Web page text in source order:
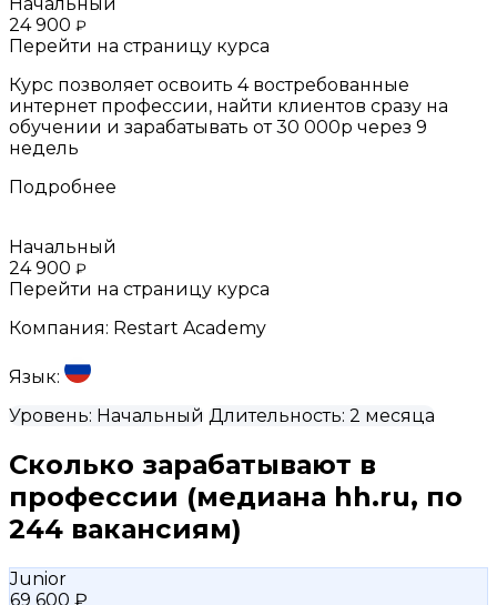
24 900 ₽
Перейти на страницу курса
Курс позволяет освоить 4 востребованные
интернет профессии, найти клиентов сразу на
обучении и зарабатывать от 30 000р через 9
недель
Подробнее
Начальный
24 900 ₽
Перейти на страницу курса
Компания: Restart Academy
Язык:
Уровень: Начальный Длительность: 2 месяца
Сколько зарабатывают в
профессии (медиана hh.ru, по
244 вакансиям)
Junior
69 600 ₽